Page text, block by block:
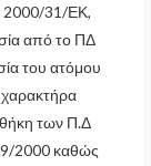
2000/31/ΕΚ,
από το ΠΔ
του ατόμου
των Π.Δ
2000 καθώς